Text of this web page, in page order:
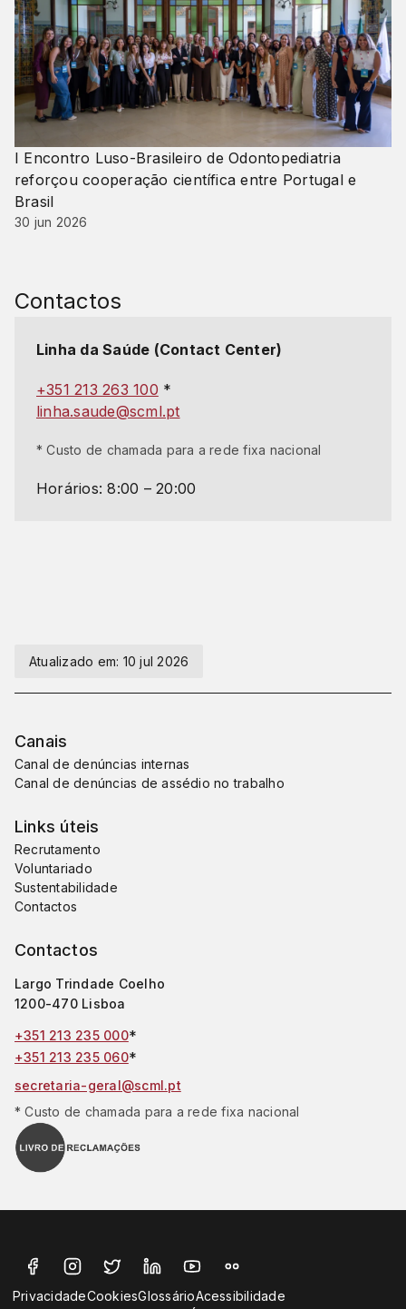
I Encontro Luso-Brasileiro de Odontopediatria
reforçou cooperação científica entre Portugal e
Brasil
30 jun 2026
Contactos
Linha da Saúde (Contact Center)
+351 213 263 100 *
linha.saude@scml.pt
* Custo de chamada para a rede fixa nacional
Horários: 8:00 – 20:00
Atualizado em: 10 jul 2026
Canais
Canal de denúncias internas
Canal de denúncias de assédio no trabalho
Links úteis
Recrutamento
Voluntariado
Sustentabilidade
Contactos
Contactos
Largo Trindade Coelho
1200-470 Lisboa
+351 213 235 000*
+351 213 235 060*
secretaria-geral@scml.pt
* Custo de chamada para a rede fixa nacional
PrivacidadeCookiesGlossárioAcessibilidade